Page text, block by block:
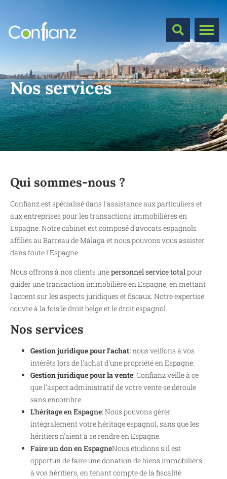
Nos services
Qui sommes-nous ?
Confianz est spécialisé dans l'assistance aux particuliers et
aux entreprises pour les transactions immobilières en
Espagne. Notre cabinet est composé d'avocats espagnols
affiliés au Barreau de Málaga et nous pouvons vous assister
dans toute l'Espagne.
Nous offrons à nos clients unepersonnel service totalpour
guider une transaction immobilière en Espagne, en mettant
l'accent sur les aspects juridiques et fiscaux. Notre expertise
couvre à la fois le droit belge et le droit espagnol.
Nos services
Gestion juridique pour l'achat:nous veillons à vos
intérêts lors de l'achat d'une propriété en Espagne.
Gestion juridique pour la vente: Confianz veille à ce
que l'aspect administratif de votre vente se déroule
sans encombre.
L'héritage en Espagne:Nous pouvons gérer
intégralement votre héritage espagnol, sans que les
héritiers n'aient à se rendre en Espagne.
Faire un don en EspagneNous étudions s'il est
opportun de faire une donation de biens immobiliers
à vos héritiers, en tenant compte de la fiscalité